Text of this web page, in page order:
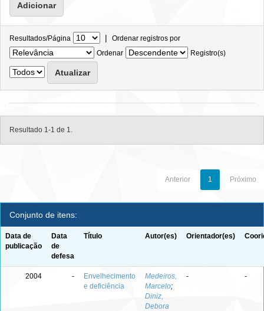
Resultados/Página | Ordenar registros por
Ordenar
Registro(s)
Resultado 1-1 de 1.
Anterior 1 Próximo
Conjunto de itens:
Data de
publicação
Data
de
defesa
Título Autor(es) Orientador(es)
2004 -
Envelhecimento
e deficiência
Medeiros,
Marcelo;
Diniz,
Debora
- -